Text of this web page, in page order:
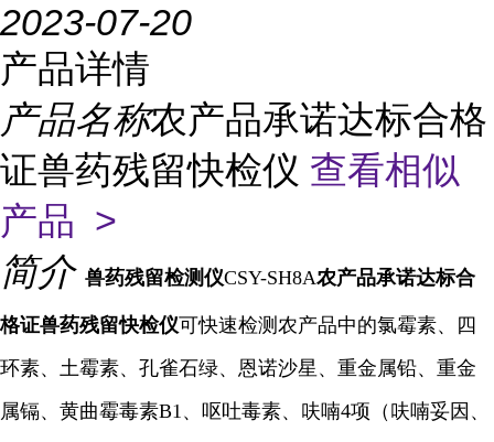
2023-07-20
产品详情
产品名称农产品承诺达标合格
证兽药残留快检仪 查看相似
产品 >
简介 兽药残留检测仪CSY-SH8A农产品承诺达标合
格证兽药残留快检仪可快速检测农产品中的氯霉素、四
环素、土霉素、孔雀石绿、恩诺沙星、重金属铅、重金
属镉、黄曲霉毒素B1、呕吐毒素、呋喃4项（呋喃妥因、